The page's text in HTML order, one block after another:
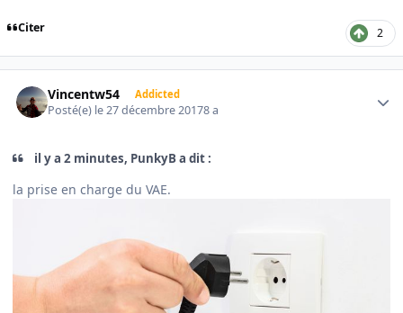
Citer 2
Vincentw54 Addicted
Posté(e) le 27 décembre 20178 a
il y a 2 minutes, PunkyB a dit :
la prise en charge du VAE.